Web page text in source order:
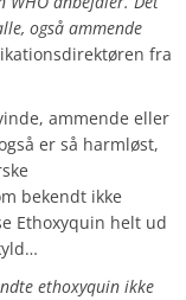
også ammende
fra
ammende eller
er så harmløst,
bekendt ikke
Ethoxyquin helt ud
ethoxyquin ikke